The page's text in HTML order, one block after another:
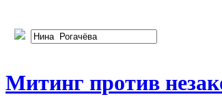
Митинг против